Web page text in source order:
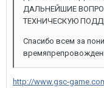
ДАЛЬНЕЙШИЕ
ТЕХНИЧЕСКУЮ
Спасибо всем за
http://www.gsc-